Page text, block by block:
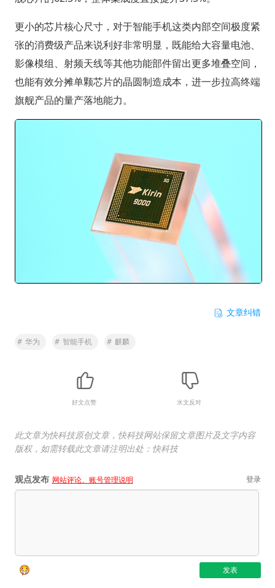
更小的芯片核心尺寸，对于智能手机这类内部空间极度紧
张的消费级产品来说利好非常明显，既能给大容量电池、
影像模组、射频天线等其他功能部件留出更多堆叠空间，
也能有效分摊单颗芯片的晶圆制造成本，进一步拉高终端
旗舰产品的量产落地能力。
文章纠错
# 华为 # 智能手机 # 麒麟
好文点赞 水文反对
此文章为快科技原创文章，快科技网站保留文章图片及文字内容
版权，如需转载此文章请注明出处：快科技
观点发布 网站评论、账号管理说明 登录